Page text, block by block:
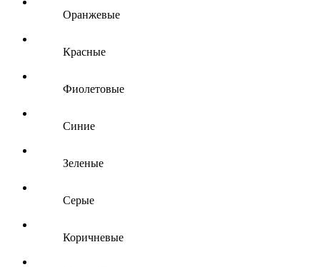
Оранжевые
Красные
Фиолетовые
Синие
Зеленые
Серые
Коричневые